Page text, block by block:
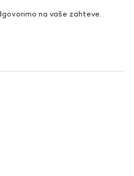
na vaše zahteve.